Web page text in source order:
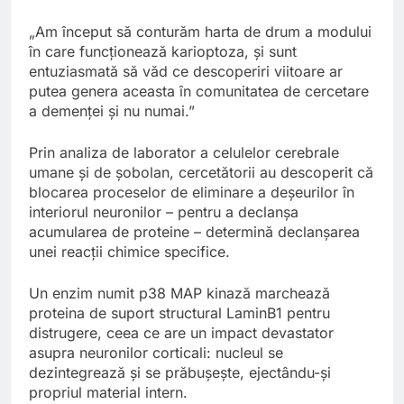
„Am început să conturăm harta de drum a modului
în care funcționează karioptoza, și sunt
entuziasmată să văd ce descoperiri viitoare ar
putea genera aceasta în comunitatea de cercetare
a demenței și nu numai.”
Prin analiza de laborator a celulelor cerebrale
umane și de șobolan, cercetătorii au descoperit că
blocarea proceselor de eliminare a deșeurilor în
interiorul neuronilor – pentru a declanșa
acumularea de proteine – determină declanșarea
unei reacții chimice specifice.
Un enzim numit p38 MAP kinază marchează
proteina de suport structural LaminB1 pentru
distrugere, ceea ce are un impact devastator
asupra neuronilor corticali: nucleul se
dezintegrează și se prăbușește, ejectându-și
propriul material intern.